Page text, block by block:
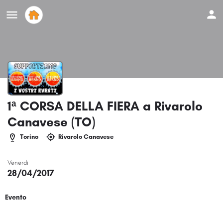
1ª CORSA DELLA FIERA a Rivarolo
Canavese (TO)
Torino Rivarolo Canavese
Venerdi
28/04/2017
Evento